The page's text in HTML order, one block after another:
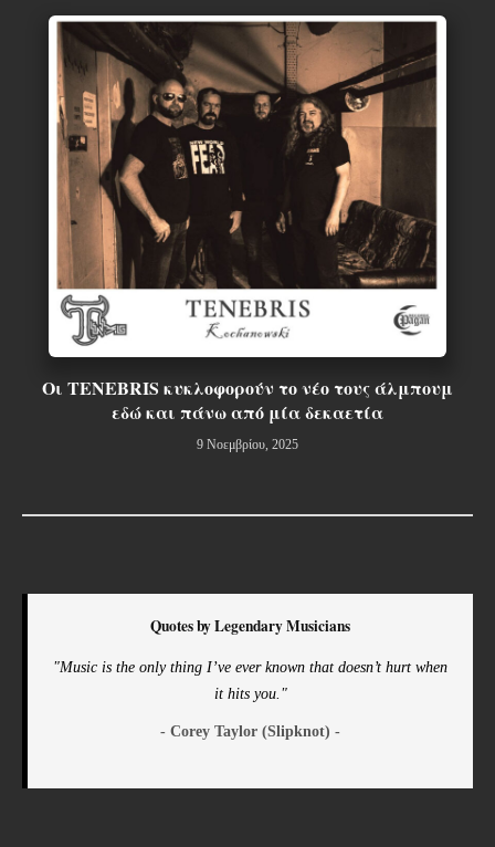
Οι TENEBRIS κυκλοφορούν το νέο τους άλμπουμ
εδώ και πάνω από μία δεκαετία
9 Νοεμβρίου, 2025
Quotes by Legendary Musicians
"Music is the only thing I’ve ever known that doesn’t hurt when
it hits you."
- Corey Taylor (Slipknot) -